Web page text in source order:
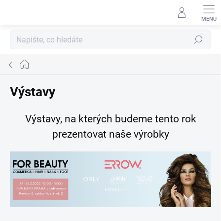
Hledat
Domů
Výstavy
Výstavy, na kterých budeme tento rok
prezentovat naše výrobky